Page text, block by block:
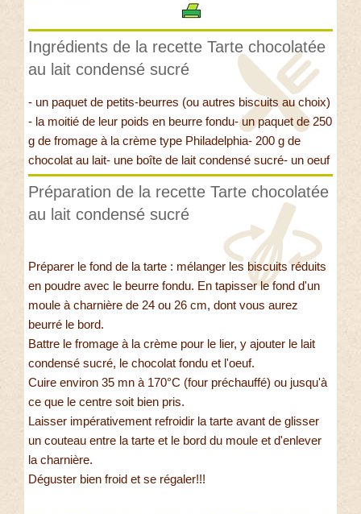
Ingrédients de la recette Tarte chocolatée
au lait condensé sucré
- un paquet de petits-beurres (ou autres biscuits au choix)
- la moitié de leur poids en beurre fondu- un paquet de 250
g de fromage à la crème type Philadelphia- 200 g de
chocolat au lait- une boîte de lait condensé sucré- un oeuf
Préparation de la recette Tarte chocolatée
au lait condensé sucré
Préparer le fond de la tarte : mélanger les biscuits réduits
en poudre avec le beurre fondu. En tapisser le fond d'un
moule à charnière de 24 ou 26 cm, dont vous aurez
beurré le bord.
Battre le fromage à la crème pour le lier, y ajouter le lait
condensé sucré, le chocolat fondu et l'oeuf.
Cuire environ 35 mn à 170°C (four préchauffé) ou jusqu'à
ce que le centre soit bien pris.
Laisser impérativement refroidir la tarte avant de glisser
un couteau entre la tarte et le bord du moule et d'enlever
la charnière.
Déguster bien froid et se régaler!!!